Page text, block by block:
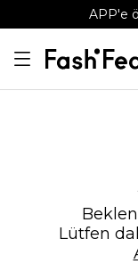
APP'e
Lütfen